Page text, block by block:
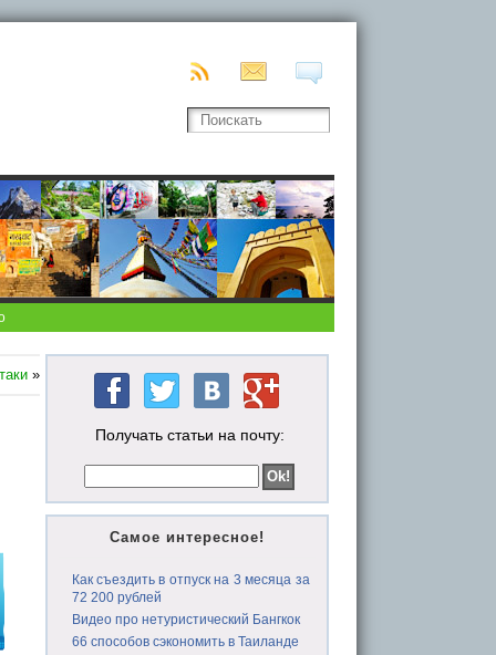
»
Получать статьи на почту:
Самое интересное!
Как съездить в отпуск на 3 месяца за
72 200 рублей
Видео про нетуристический Бангкок
66 способов сэкономить в Таиланде